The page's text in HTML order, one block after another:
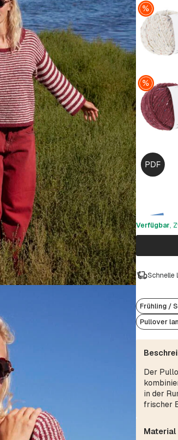
Verfügbar,
Schnelle
Frühling /
Pullover
Der
in der
frischer
Material